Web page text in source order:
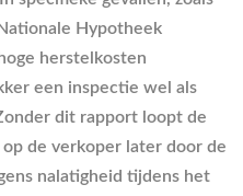
Hypotheek
herstelkosten
een inspectie wel als
dit rapport loopt de
de verkoper later door de
nalatigheid tijdens het